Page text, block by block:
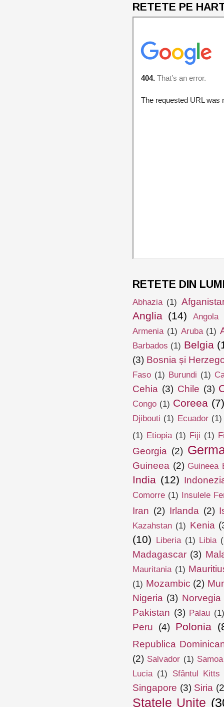
RETETE PE
RETETE DIN
Abhazia (1)
Anglia (14) Angola
Armenia (1) Aruba (1)
Barbados (1) Belgia
(3) Bosnia și
Faso (1) Burundi (1)
Cehia (3) Chile (3)
Congo (1) Coreea
Djibouti (1) Ecuador (1)
(1) Etiopia (1) Fiji (1)
Georgia (2)
Guineea (2) Guineea
India (12)
Comorre (1) Insulele
Iran (2) Irlanda (2)
Kazahstan (1) Kenia
(10) Liberia (1) Libia
Madagascar (3)
Mauritania (1)
(1) Mozambic (2)
Nigeria (3) Norvegia
Pakistan (3) Palau (1)
Peru (4) Polonia
Republica
(2) Salvador (1) Samoa
Lucia (1) Sfântul
Singapore (3) Siria
Statele Unite